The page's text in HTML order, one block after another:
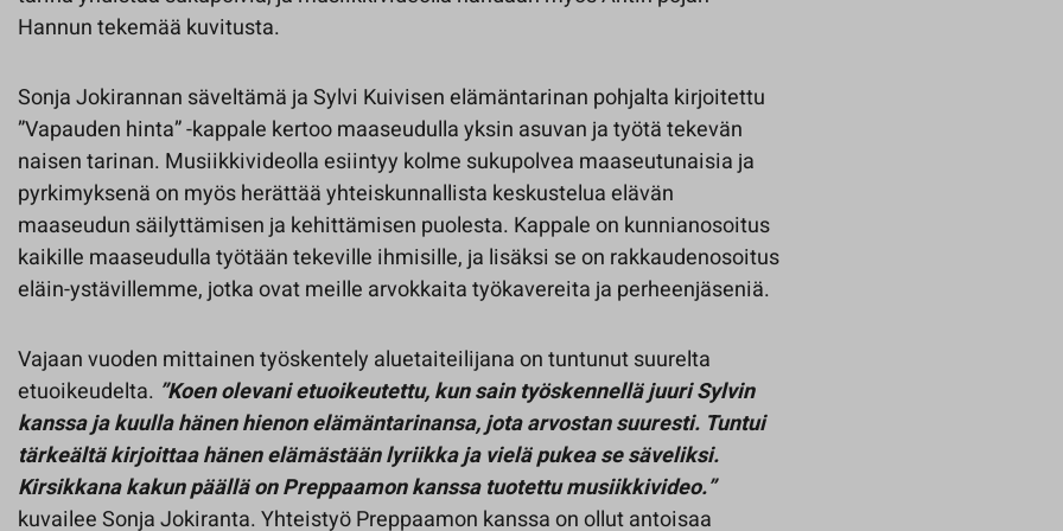
Hannun tekemää kuvitusta.
Sonja Jokirannan säveltämä ja Sylvi Kuivisen elämäntarinan pohjalta kirjoitettu
”Vapauden hinta” -kappale kertoo maaseudulla yksin asuvan ja työtä tekevän
naisen tarinan. Musiikkivideolla esiintyy kolme sukupolvea maaseutunaisia ja
pyrkimyksenä on myös herättää yhteiskunnallista keskustelua elävän
maaseudun säilyttämisen ja kehittämisen puolesta. Kappale on kunnianosoitus
kaikille maaseudulla työtään tekeville ihmisille, ja lisäksi se on rakkaudenosoitus
eläin-ystävillemme, jotka ovat meille arvokkaita työkavereita ja perheenjäseniä.
Vajaan vuoden mittainen työskentely aluetaiteilijana on tuntunut suurelta
etuoikeudelta. ”Koen olevani etuoikeutettu, kun sain työskennellä juuri Sylvin
kanssa ja kuulla hänen hienon elämäntarinansa, jota arvostan suuresti. Tuntui
tärkeältä kirjoittaa hänen elämästään lyriikka ja vielä pukea se säveliksi.
Kirsikkana kakun päällä on Preppaamon kanssa tuotettu musiikkivideo.”
kuvailee Sonja Jokiranta. Yhteistyö Preppaamon kanssa on ollut antoisaa